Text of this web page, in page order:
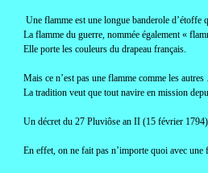
Une flamme est une longue banderole d’étoffe
La flamme du guerre, nommée également «
Elle porte les couleurs du drapeau français.
Mais ce n’est pas une flamme comme les
La tradition veut que tout navire en mission
Un décret du 27 Pluviôse an II (15 février
En effet, on ne fait pas n’importe quoi avec